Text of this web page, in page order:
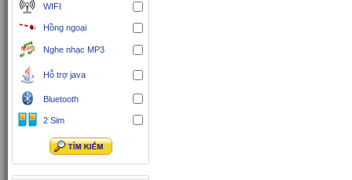
WIFI
Hồng ngoại
Nghe nhạc MP3
Hỗ trợ java
Bluetooth
2 Sim